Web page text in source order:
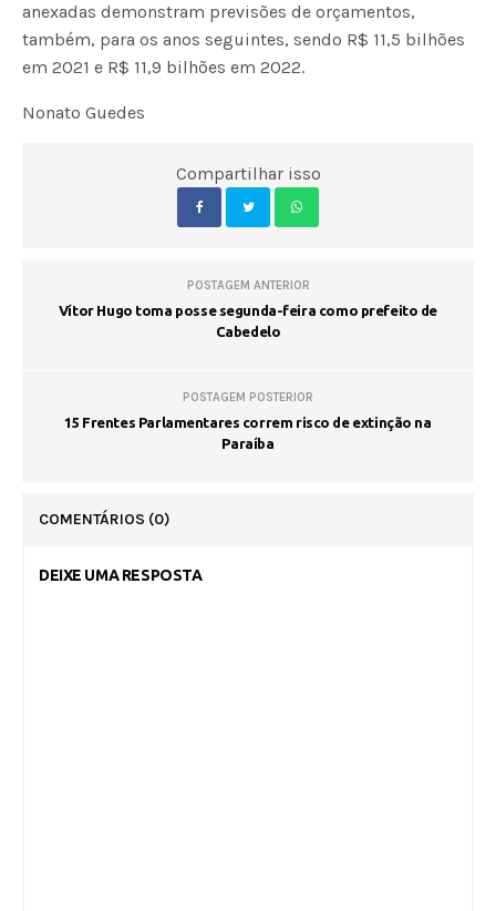
anexadas demonstram previsões de orçamentos,
também, para os anos seguintes, sendo R$ 11,5 bilhões
em 2021 e R$ 11,9 bilhões em 2022.
Nonato Guedes
Compartilhar isso
POSTAGEM ANTERIOR
Vítor Hugo toma posse segunda-feira como prefeito de
Cabedelo
POSTAGEM POSTERIOR
15 Frentes Parlamentares correm risco de extinção na
Paraíba
COMENTÁRIOS (0)
DEIXE UMA RESPOSTA